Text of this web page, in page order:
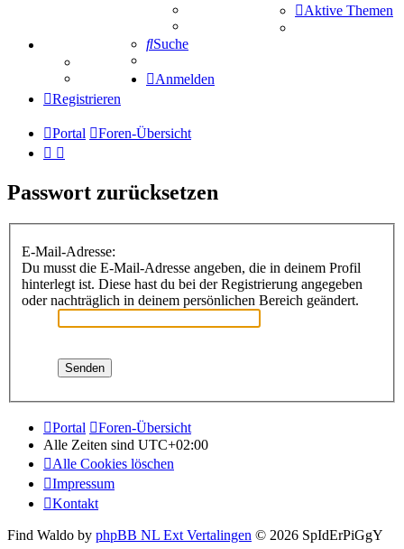
Schiffe versenken
Tipprunde
Comunio
Aktive Themen
Suche
Anmelden
Registrieren
Portal Foren-Übersicht
Passwort zurücksetzen
E-Mail-Adresse:
Du musst die E-Mail-Adresse angeben, die in deinem Profil
hinterlegt ist. Diese hast du bei der Registrierung angegeben
oder nachträglich in deinem persönlichen Bereich geändert.
Portal
Foren-Übersicht
Alle Zeiten sind UTC+02:00
Alle Cookies löschen
Impressum
Kontakt
Find Waldo by phpBB NL Ext Vertalingen © 2026 SpIdErPiGgY